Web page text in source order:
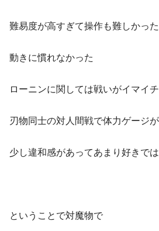
難易度が高すぎて操作も難しかっ
動きに慣れなかった
ローニンに関しては戦いがイマイ
刃物同士の対人間戦で体力ゲージ
少し違和感があってあまり好きで
ということで対魔物で